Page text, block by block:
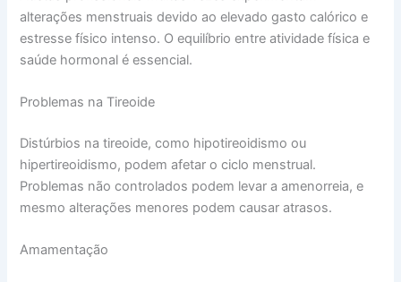
alterações menstruais devido ao elevado gasto calórico e
estresse físico intenso. O equilíbrio entre atividade física e
saúde hormonal é essencial.
Problemas na Tireoide
Distúrbios na tireoide, como hipotireoidismo ou
hipertireoidismo, podem afetar o ciclo menstrual.
Problemas não controlados podem levar a amenorreia, e
mesmo alterações menores podem causar atrasos.
Amamentação